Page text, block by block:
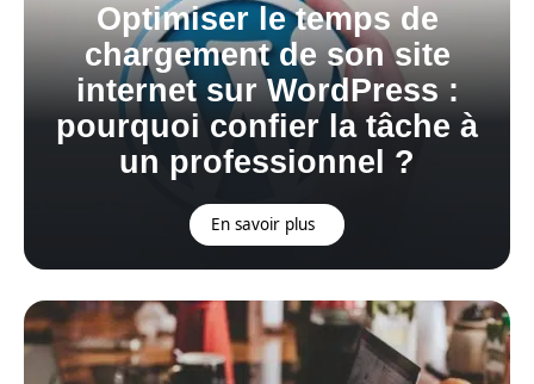
Optimiser le temps de
chargement de son site
internet sur WordPress :
pourquoi confier la tâche à
un professionnel ?
En savoir plus